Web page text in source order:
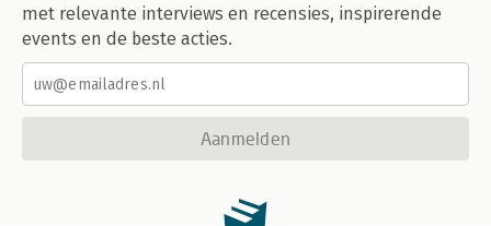
met relevante interviews en recensies, inspirerende
events en de beste acties.
Aanmelden